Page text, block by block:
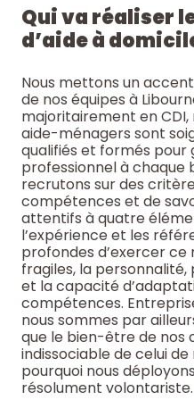
Qui va réaliser
d’aide à
Nous mettons un
de nos équipes à
majoritairement en CDI,
aide-ménagers sont
qualifiés et formés pour
professionnel à chaque
recrutons sur des
compétences et de
attentifs à quatre
l’expérience et les
profondes d’exercer
fragiles, la
et la capacité
compétences.
nous sommes par
que le bien-être de nos
indissociable de celui de
pourquoi nous
résolument volontariste.